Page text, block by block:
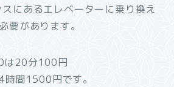
にあるエレベーターに乗り換え
要があります。
は20分100円
間1500円です。